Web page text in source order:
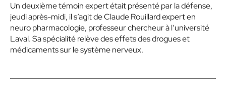
Un deuxième témoin expert était présenté par la défense,
jeudi après-midi, il s’agit de Claude Rouillard expert en
neuro pharmacologie, professeur chercheur à l’université
Laval. Sa spécialité relève des effets des drogues et
médicaments sur le système nerveux.